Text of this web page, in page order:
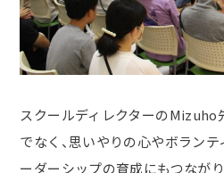
スクールディレクターのMizuho
でなく、思いやりの心やボランテ
ーダーシップの育成にもつなが